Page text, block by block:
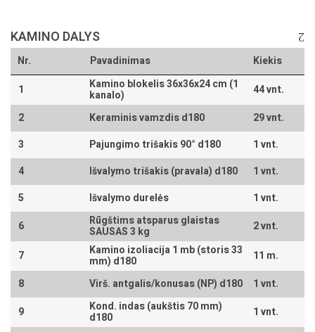
KAMINO DALYS
Nr. Pavadinimas
Kiekis
1
Kamino blokelis 36x36x24 cm (1
kanalo)
44 vnt.
2
Keraminis vamzdis d180
29 vnt.
3
Pajungimo trišakis 90° d180
1 vnt.
4
Išvalymo trišakis (pravala) d180
1 vnt.
5
Išvalymo durelės
1 vnt.
6
Rūgštims atsparus glaistas
SAUSAS 3 kg
2 vnt.
7
Kamino izoliacija 1 mb (storis 33
mm) d180
11 m.
8
Virš. antgalis/konusas (NP) d180
1 vnt.
9
Kond. indas (aukštis 70 mm)
d180
1 vnt.